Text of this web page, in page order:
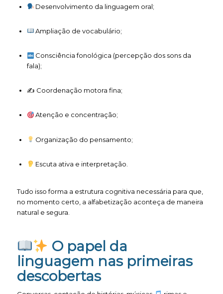
Desenvolvimento da linguagem oral;
Ampliação de vocabulário;
Consciência fonológica (percepção dos sons da
fala);
✍️ Coordenação motora fina;
Atenção e concentração;
Organização do pensamento;
Escuta ativa e interpretação.
Tudo isso forma a estrutura cognitiva necessária para que,
no momento certo, a alfabetização aconteça de maneira
natural e segura.
O papel da
linguagem nas primeiras
descobertas